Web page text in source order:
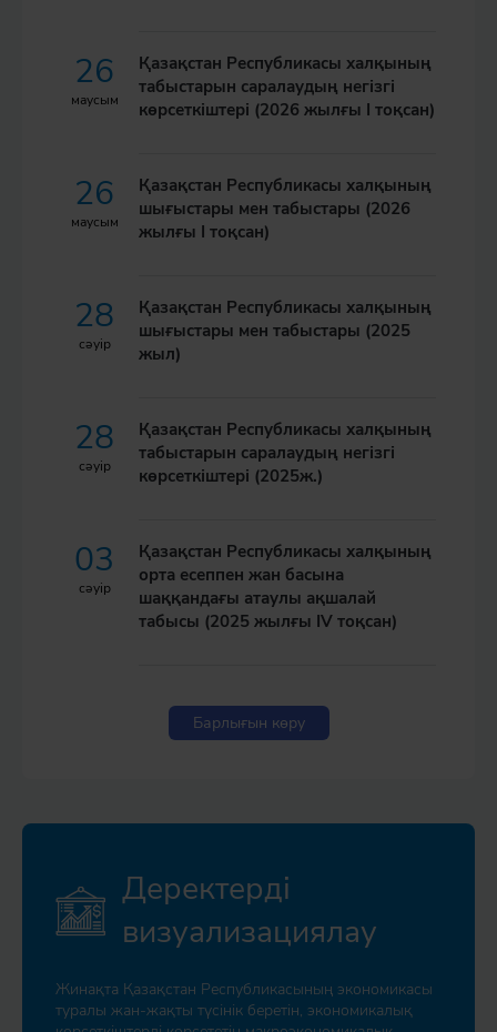
26
маусым
Қазақстан Республикасы халқының
табыстарын саралаудың негізгі
көрсеткіштері (2026 жылғы I тоқсан)
26
маусым
Қазақстан Республикасы халқының
шығыстары мен табыстары (2026
жылғы I тоқсан)
28
сәуір
Қазақстан Республикасы халқының
шығыстары мен табыстары (2025
жыл)
28
сәуір
Қазақстан Республикасы халқының
табыстарын саралаудың негізгі
көрсеткіштері (2025ж.)
03
сәуір
Қазақстан Республикасы халқының
орта есеппен жан басына
шаққандағы атаулы ақшалай
табысы (2025 жылғы IV тоқсан)
Барлығын көру
Деректерді
визуализациялау
Жинақта Қазақстан Республикасының экономикасы
туралы жан-жақты түсінік беретін, экономикалық